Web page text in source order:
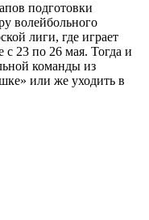
подготовки
волейбольного
лиги, где играет
23 по 26 мая. Тогда и
команды из
или же уходить в